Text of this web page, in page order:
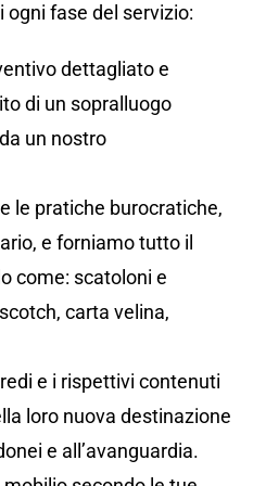
ogni fase del servizio:
dettagliato e
di un sopralluogo
un nostro
le pratiche burocratiche,
e forniamo tutto il
come: scatoloni e
carta velina,
e i rispettivi contenuti
loro nuova destinazione
e all’avanguardia.